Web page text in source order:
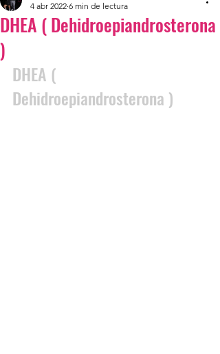
DHEA ( Dehidroepiandrosterona
)
4 abr 2022 6 min de lectura
DHEA (
Dehidroepiandrosterona )